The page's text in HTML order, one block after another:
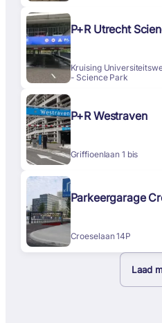
P+R Utrecht
Kruising
- Science Park
P+R Westraven
Griffioenlaan 1 bis
Parkeergarage
Croeselaan 14P
Laad